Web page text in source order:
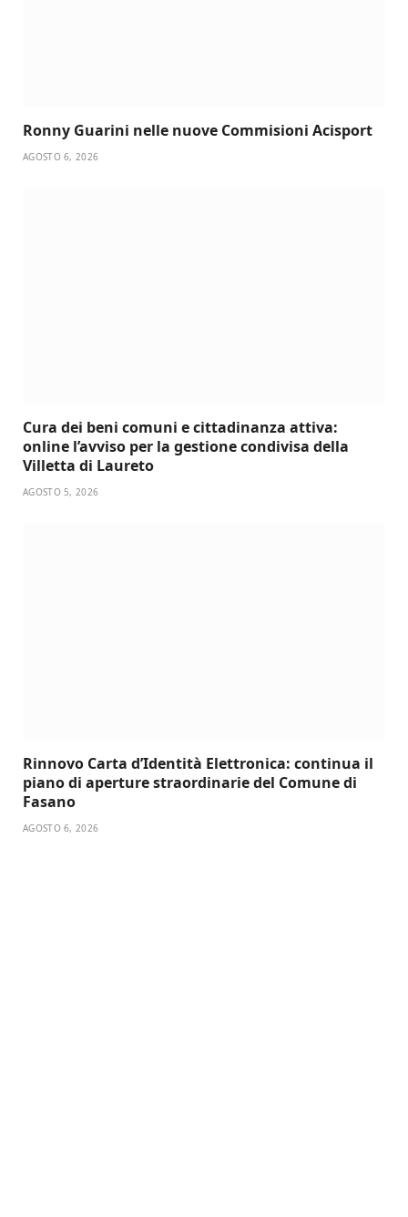
Ronny Guarini nelle nuove Commisioni Acisport
AGOSTO 6, 2026
Cura dei beni comuni e cittadinanza attiva:
online l’avviso per la gestione condivisa della
Villetta di Laureto
AGOSTO 5, 2026
Rinnovo Carta d’Identità Elettronica: continua il
piano di aperture straordinarie del Comune di
Fasano
AGOSTO 6, 2026